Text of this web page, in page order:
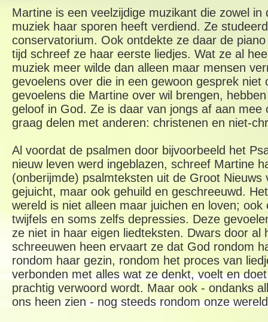
Martine is een veelzijdige muzikant die zowel
muziek haar sporen heeft verdiend. Ze
conservatorium. Ook ontdekte ze daar de
tijd schreef ze haar eerste liedjes. Wat ze al
muziek meer wilde dan alleen maar mensen
gevoelens over die in een gewoon gesprek niet
gevoelens die Martine over wil brengen,
geloof in God. Ze is daar van jongs af aan mee
graag delen met anderen: christenen en niet-
Al voordat de psalmen door bijvoorbeeld het
nieuw leven werd ingeblazen, schreef Martine
(onberijmde) psalmteksten uit de Groot
gejuicht, maar ook gehuild en geschreeuwd.
wereld is niet alleen maar juichen en loven;
twijfels en soms zelfs depressies. Deze
ze niet in haar eigen liedteksten. Dwars door al
schreeuwen heen ervaart ze dat God rondom
rondom haar gezin, rondom het proces van
verbonden met alles wat ze denkt, voelt en
prachtig verwoord wordt. Maar ook - ondanks
ons heen zien - nog steeds rondom onze